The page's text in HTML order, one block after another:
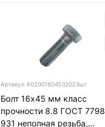
Артикул А02001604532023шт
Болт 16х45 мм класс
прочности 8.8 ГОСТ
931 неполная резьба,